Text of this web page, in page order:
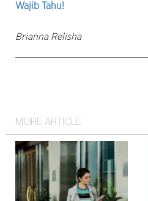
Wajib Tahu!
Brianna Relisha
MORE ARTICLE